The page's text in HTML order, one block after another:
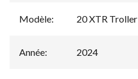
Modèle: 20 XTR Troller
Année: 2024